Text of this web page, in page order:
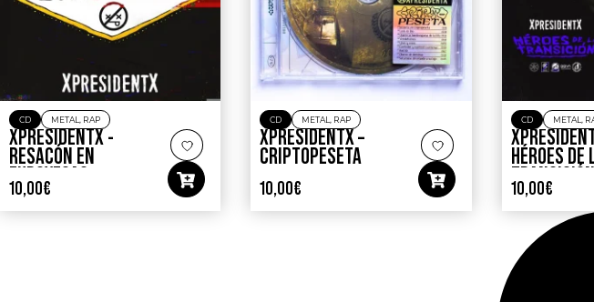
CD METAL , RAP
XPRESIDENTX ‎-
RESACÓN EN
EUROVEGAS
10,00€
CD METAL, RAP
XPRESIDENTX ‎–
CRIPTOPESETA
10,00€
CD METAL ,
HÉROES DE
TRANSICIÓN
10,00€